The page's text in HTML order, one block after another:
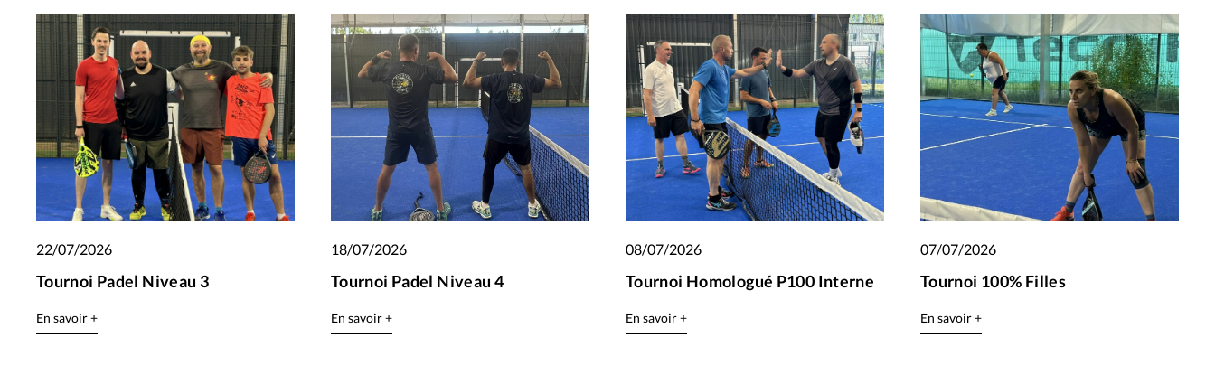
22/07/2026
Tournoi Padel Niveau 3
En savoir +
18/07/2026
Tournoi Padel Niveau 4
En savoir +
08/07/2026
Tournoi Homologué P100 Interne
En savoir +
07/07/2026
Tournoi 100% Filles
En savoir +